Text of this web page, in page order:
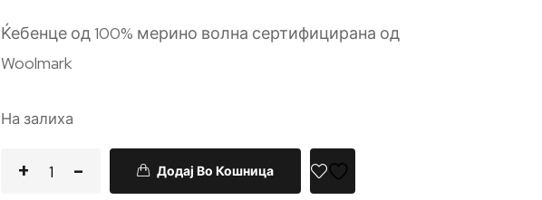
Ќебенце од 100% мерино волна сертифицирана од
Woolmark
На залиха
Додај Во Кошница